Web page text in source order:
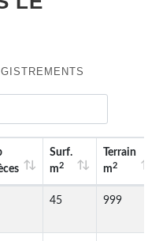
Surf.
m2
Terrain
m2
45 999